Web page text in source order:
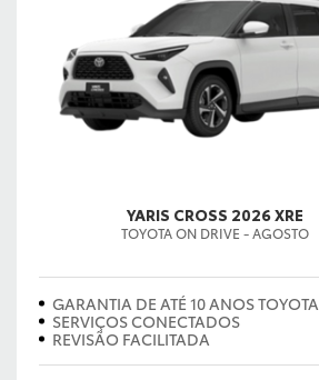
YARIS CROSS 2026 XRE
TOYOTA ON DRIVE - AGOSTO
GARANTIA DE ATÉ 10 ANOS TOYOTA
SERVIÇOS CONECTADOS
REVISÃO FACILITADA